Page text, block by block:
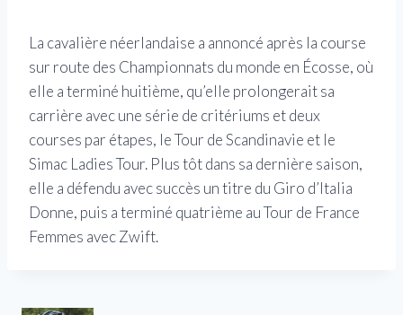
La cavalière néerlandaise a annoncé après la course
sur route des Championnats du monde en Écosse, où
elle a terminé huitième, qu’elle prolongerait sa
carrière avec une série de critériums et deux
courses par étapes, le Tour de Scandinavie et le
Simac Ladies Tour. Plus tôt dans sa dernière saison,
elle a défendu avec succès un titre du Giro d’Italia
Donne, puis a terminé quatrième au Tour de France
Femmes avec Zwift.